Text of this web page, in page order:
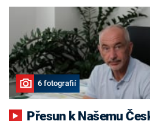
6 fotografií